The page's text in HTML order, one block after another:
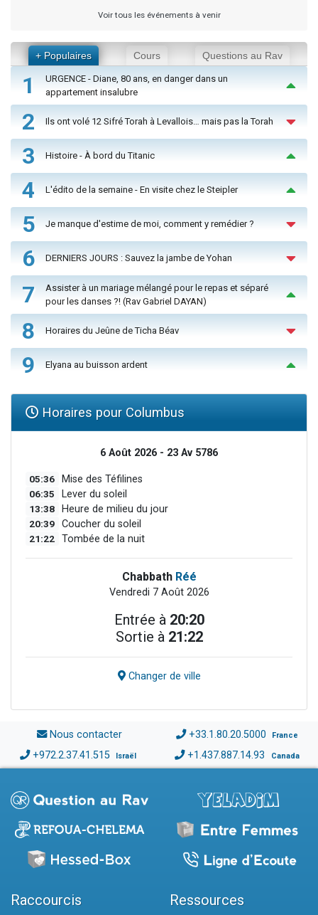
Voir tous les événements à venir
+ Populaires Cours Questions au Rav
1
URGENCE - Diane, 80 ans, en danger dans un
appartement insalubre
2 Ils ont volé 12 Sifré Torah à Levallois… mais pas la Torah
3 Histoire - À bord du Titanic
4 L'édito de la semaine - En visite chez le Steipler
5 Je manque d'estime de moi, comment y remédier ?
6 DERNIERS JOURS : Sauvez la jambe de Yohan
7
Assister à un mariage mélangé pour le repas et séparé
pour les danses ?! (Rav Gabriel DAYAN)
8 Horaires du Jeûne de Ticha Béav
9 Elyana au buisson ardent
Horaires pour Columbus
6 Août 2026 - 23 Av 5786
05:36 Mise des Téfilines
06:35 Lever du soleil
13:38 Heure de milieu du jour
20:39 Coucher du soleil
21:22 Tombée de la nuit
Chabbath Réé
Vendredi 7 Août 2026
Entrée à 20:20
Sortie à 21:22
Changer de ville
Nous contacter +33.1.80.20.5000 France
+972.2.37.41.515 Israël +1.437.887.14.93 Canada
Raccourcis Ressources